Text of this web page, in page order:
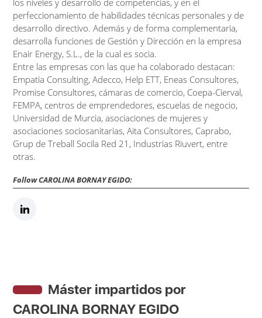
los niveles y desarrollo de competencias, y en el
perfeccionamiento de habilidades técnicas personales y de
desarrollo directivo. Además y de forma complementaria,
desarrolla funciones de Gestión y Dirección en la empresa
Enair Energy, S.L., de la cual es socia.
Entre las empresas con las que ha colaborado destacan:
Empatia Consulting, Adecco, Help ETT, Eneas Consultores,
Promise Consultores, cámaras de comercio, Coepa-Cierval,
FEMPA, centros de emprendedores, escuelas de negocio,
Universidad de Murcia, asociaciones de mujeres y
asociaciones sociosanitarias, Aita Consultores, Caprabo,
Grup de Treball Socila Red 21, Industrias Riuvert, entre
otras.
Follow CAROLINA BORNAY EGIDO:
Máster impartidos por
CAROLINA BORNAY EGIDO